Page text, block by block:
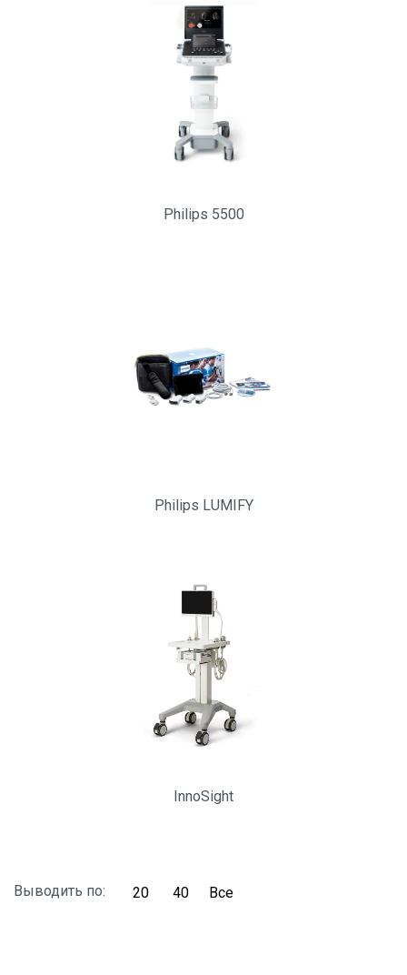
Philips 5500
Philips LUMIFY
InnoSight
Выводить по: 20 40 Все